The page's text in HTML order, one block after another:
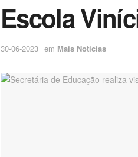
Escola
30-06-2023 em Mais Notícias